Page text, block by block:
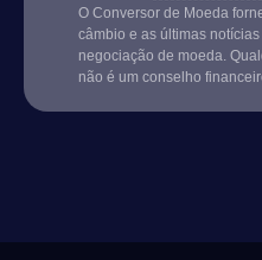
O Conversor de Moeda
câmbio e as últimas
negociação de moeda.
não é um conselho